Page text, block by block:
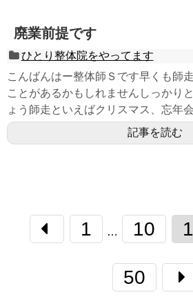
廃業前提です
ひとり整体院をやってます
こんばんはー整体師Ｓです早くも師
ことがあるかもしれませんしっかり
ょう師走といえばクリスマス、忘年
記事を読む
1 … 10
50